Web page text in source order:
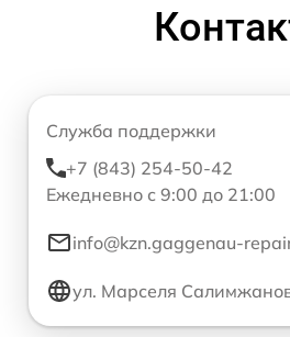
Служба поддержки
+7 (843) 254-50-42
Ежедневно с 9:00 до 21:00
info@kzn.gaggenau-
ул. Марселя